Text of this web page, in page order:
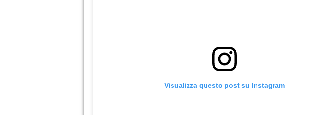
Visualizza questo post su Instagram